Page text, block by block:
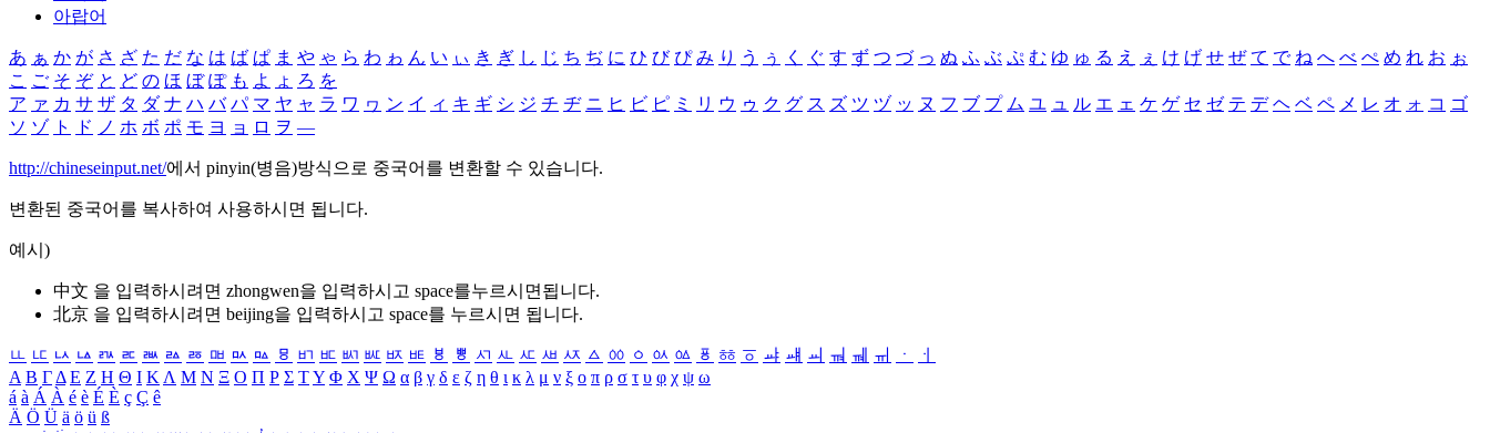
아랍어
あ ぁ か が さ ざ た だ な は ば ぱ ま や ゃ ら わ ゎ ん い ぃ き ぎ し じ ち ぢ に ひ び ぴ み り う ぅ く ぐ す ず つ づ っ ぬ ふ ぶ ぷ む ゆ ゅ る え ぇ け げ せ ぜ て で ね へ べ ぺ め れ お ぉ
こ ご そ ぞ と ど の ほ ぼ ぽ も よ ょ ろ を
ア ァ カ サ ザ タ ダ ナ ハ バ パ マ ヤ ャ ラ ワ ヮ ン イ ィ キ ギ シ ジ チ ヂ ニ ヒ ビ ピ ミ リ ウ ゥ ク グ ス ズ ツ ヅ ッ ヌ フ ブ プ ム ユ ュ ル エ ェ ケ ゲ セ ゼ テ デ ヘ ベ ペ メ レ オ ォ コ ゴ
ソ ゾ ト ド ノ ホ ボ ポ モ ヨ ョ ロ ヲ ―
http://chineseinput.net/에서 pinyin(병음)방식으로 중국어를 변환할 수 있습니다.
변환된 중국어를 복사하여 사용하시면 됩니다.
예시)
中文 을 입력하시려면 zhongwen을 입력하시고 space를누르시면됩니다.
北京 을 입력하시려면 beijing을 입력하시고 space를 누르시면 됩니다.
ㅥ ㅦ ㅧ ㅨ ㅩ ㅪ ㅫ ㅬ ㅭ ㅮ ㅯ ㅰ ㅱ ㅲ ㅳ ㅴ ㅵ ㅶ ㅷ ㅸ ㅹ ㅺ ㅻ ㅼ ㅽ ㅾ ㅿ ㆀ ㆁ ㆂ ㆃ ㆄ ㆅ ㆆ ㆇ ㆈ ㆉ ㆊ ㆋ ㆌ ㆍ
ㆎ
Α Β ΓΔ Ε Ζ Η Θ Ι ΚΛ Μ Ν Ξ Ο Π Ρ Σ ΤΥ Φ Χ Ψ Ω α β γ δ ε ζ η θ ι κ λ μ ν ξ ο π ρ σ τ υ φ χ ψ ω
á à Á À é è É È ç Ç ê
Ä Ö Ü ä ö ü ß